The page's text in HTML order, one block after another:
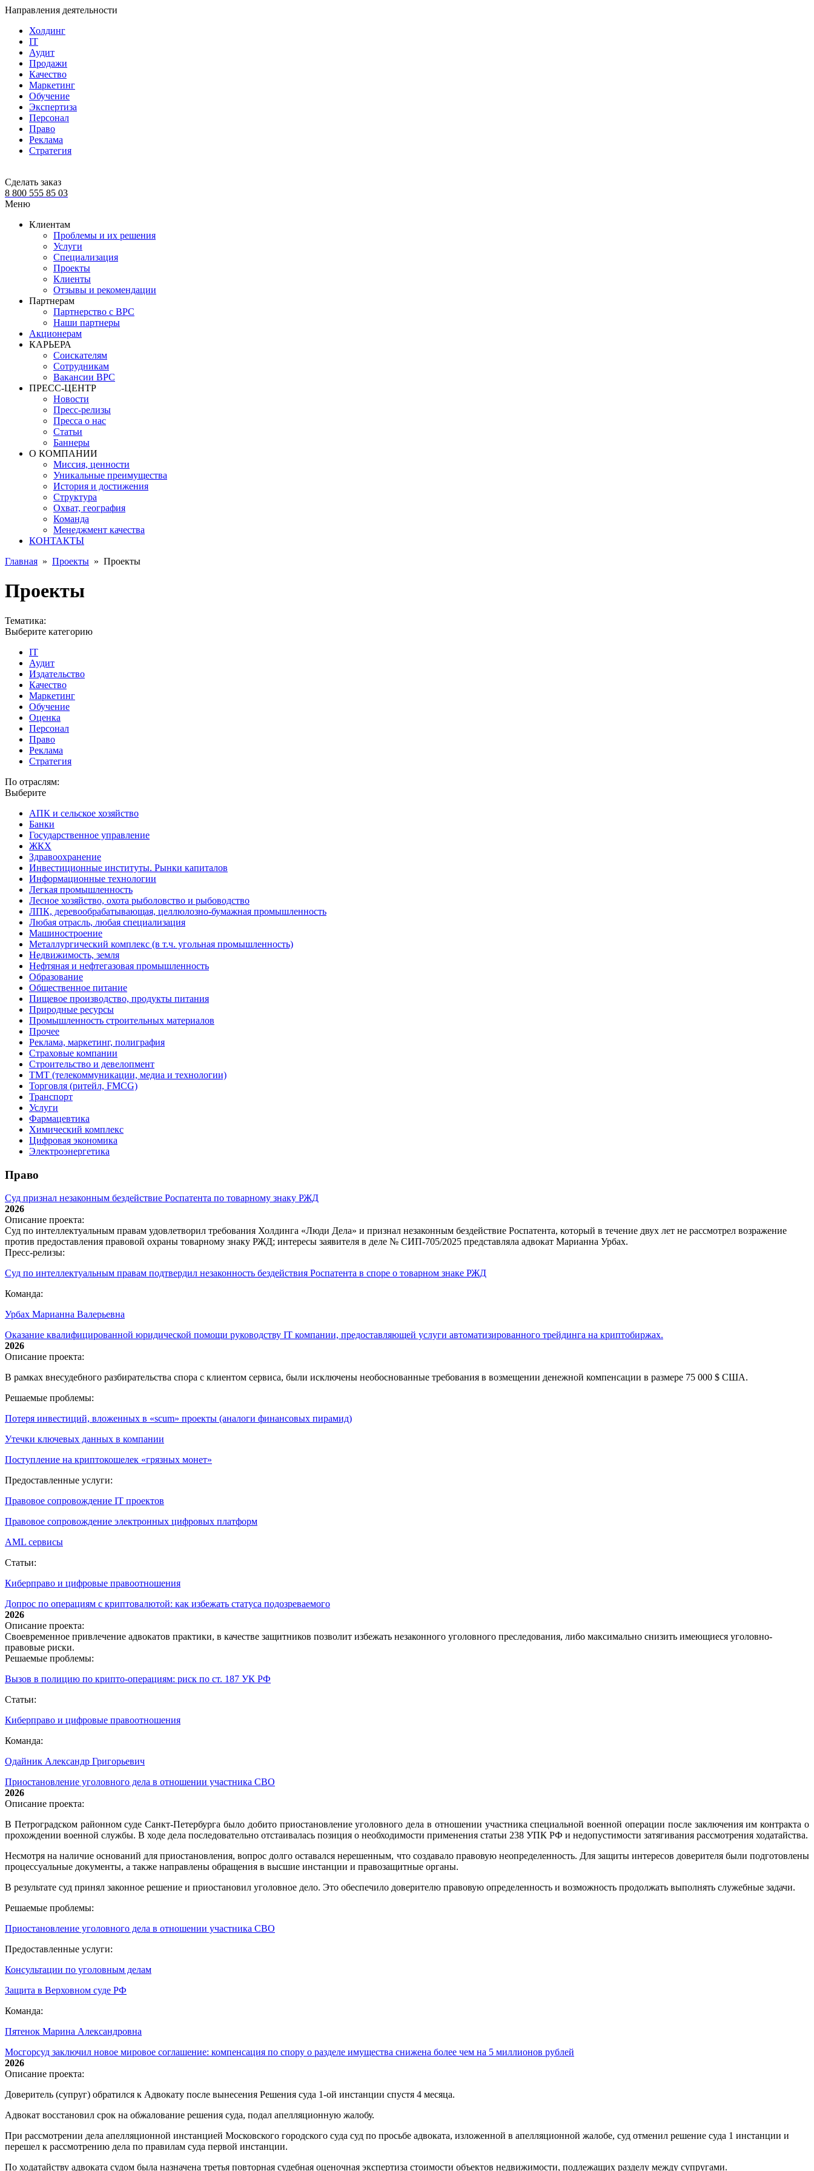
Направления деятельности
Холдинг
IT
Аудит
Продажи
Качество
Маркетинг
Обучение
Экспертиза
Персонал
Право
Реклама
Стратегия
Сделать заказ
8 800 555 85 03
Меню
Клиентам
Проблемы и их решения
Услуги
Специализация
Проекты
Клиенты
Отзывы и рекомендации
Партнерам
Партнерство с BPC
Наши партнеры
Акционерам
КАРЬЕРА
Соискателям
Сотрудникам
Вакансии BPC
ПРЕСС-ЦЕНТР
Новости
Пресс-релизы
Пресса о нас
Статьи
Баннеры
О КОМПАНИИ
Миссия, ценности
Уникальные преимущества
История и достижения
Структура
Охват, география
Команда
Менеджмент качества
КОНТАКТЫ
Главная » Проекты » Проекты
Проекты
Тематика:
Выберите категорию
IT
Аудит
Издательство
Качество
Маркетинг
Обучение
Оценка
Персонал
Право
Реклама
Стратегия
По отраслям:
Выберите
АПК и сельское хозяйство
Банки
Государственное управление
ЖКХ
Здравоохранение
Инвестиционные институты. Рынки капиталов
Информационные технологии
Легкая промышленность
Лесное хозяйство, охота рыболовство и рыбоводство
ЛПК, деревообрабатывающая, целлюлозно-бумажная промышленность
Любая отрасль, любая специализация
Машиностроение
Металлургический комплекс (в т.ч. угольная промышленность)
Недвижимость, земля
Нефтяная и нефтегазовая промышленность
Образование
Общественное питание
Пищевое производство, продукты питания
Природные ресурсы
Промышленность строительных материалов
Прочее
Реклама, маркетинг, полиграфия
Страховые компании
Строительство и девелопмент
ТМТ (телекоммуникации, медиа и технологии)
Торговля (ритейл, FMCG)
Транспорт
Услуги
Фармацевтика
Химический комплекс
Цифровая экономика
Электроэнергетика
Право
Суд признал незаконным бездействие Роспатента по товарному знаку РЖД
2026
Описание проекта:
Суд по интеллектуальным правам удовлетворил требования Холдинга «Люди Дела» и признал незаконным бездействие Роспатента, который в течение двух лет не рассмотрел возражение
против предоставления правовой охраны товарному знаку РЖД; интересы заявителя в деле № СИП‑705/2025 представляла адвокат Марианна Урбах.
Пресс-релизы:
Суд по интеллектуальным правам подтвердил незаконность бездействия Роспатента в споре о товарном знаке РЖД
Команда:
Урбах Марианна Валерьевна
Оказание квалифицированной юридической помощи руководству IT компании, предоставляющей услуги автоматизированного трейдинга на криптобиржах.
2026
Описание проекта:
В рамках внесудебного разбирательства спора с клиентом сервиса, были исключены необоснованные требования в возмещении денежной компенсации в размере 75 000 $ США.
Решаемые проблемы:
Потеря инвестиций, вложенных в «scum» проекты (аналоги финансовых пирамид)
Утечки ключевых данных в компании
Поступление на криптокошелек «грязных монет»
Предоставленные услуги:
Правовое сопровождение IT проектов
Правовое сопровождение электронных цифровых платформ
AML сервисы
Статьи:
Киберправо и цифровые правоотношения
Допрос по операциям с криптовалютой: как избежать статуса подозреваемого
2026
Описание проекта:
Своевременное привлечение адвокатов практики, в качестве защитников позволит избежать незаконного уголовного преследования, либо максимально снизить имеющиеся уголовно-
правовые риски.
Решаемые проблемы:
Вызов в полицию по крипто‑операциям: риск по ст. 187 УК РФ
Статьи:
Киберправо и цифровые правоотношения
Команда:
Одайник Александр Григорьевич
Приостановление уголовного дела в отношении участника СВО
2026
Описание проекта:
В Петроградском районном суде Санкт-Петербурга было добито приостановление уголовного дела в отношении участника специальной военной операции после заключения им контракта о
прохождении военной службы. В ходе дела последовательно отстаивалась позиция о необходимости применения статьи 238 УПК РФ и недопустимости затягивания рассмотрения ходатайства.
Несмотря на наличие оснований для приостановления, вопрос долго оставался нерешенным, что создавало правовую неопределенность. Для защиты интересов доверителя были подготовлены
процессуальные документы, а также направлены обращения в высшие инстанции и правозащитные органы.
В результате суд принял законное решение и приостановил уголовное дело. Это обеспечило доверителю правовую определенность и возможность продолжать выполнять служебные задачи.
Решаемые проблемы:
Приостановление уголовного дела в отношении участника СВО
Предоставленные услуги:
Консультации по уголовным делам
Защита в Верховном суде РФ
Команда:
Пятенок Марина Александровна
Мосгорсуд заключил новое мировое соглашение: компенсация по спору о разделе имущества снижена более чем на 5 миллионов рублей
2026
Описание проекта:
Доверитель (супруг) обратился к Адвокату после вынесения Решения суда 1-ой инстанции спустя 4 месяца.
Адвокат восстановил срок на обжалование решения суда, подал апелляционную жалобу.
При рассмотрении дела апелляционной инстанцией Московского городского суда суд по просьбе адвоката, изложенной в апелляционной жалобе, суд отменил решение суда 1 инстанции и
перешел к рассмотрению дела по правилам суда первой инстанции.
По ходатайству адвоката судом была назначена третья повторная судебная оценочная экспертиза стоимости объектов недвижимости, подлежащих разделу между супругами.